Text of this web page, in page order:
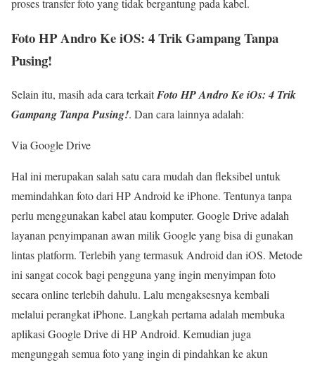
proses transfer foto yang tidak bergantung pada kabel.
Foto HP Andro Ke iOS: 4 Trik Gampang Tanpa
Pusing!
Selain itu, masih ada cara terkaitFoto HP Andro Ke iOs: 4 Trik
Gampang Tanpa Pusing!. Dan cara lainnya adalah:
Via Google Drive
Hal ini merupakan salah satu cara mudah dan fleksibel untuk
memindahkan foto dari HP Android ke iPhone. Tentunya tanpa
perlu menggunakan kabel atau komputer. Google Drive adalah
layanan penyimpanan awan milik Google yang bisa di gunakan
lintas platform. Terlebih yang termasuk Android dan iOS. Metode
ini sangat cocok bagi pengguna yang ingin menyimpan foto
secara online terlebih dahulu. Lalu mengaksesnya kembali
melalui perangkat iPhone. Langkah pertama adalah membuka
aplikasi Google Drive di HP Android. Kemudian juga
mengunggah semua foto yang ingin di pindahkan ke akun